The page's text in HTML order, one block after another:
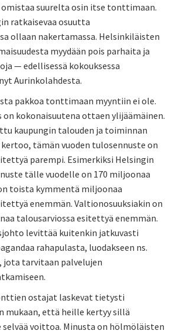
suurelta osin itse tonttimaan.
ratkaisevaa osuutta
ollaan nakertamassa. Helsinkiläisten
myydään pois parhaita ja
— edellisessä kokouksessa
Aurinkolahdesta.
pakkoa tonttimaan myyntiin ei ole.
on kokonaisuutena ottaen ylijäämäinen.
kaupungin talouden ja toiminnan
tämän vuoden tulosennuste on
parempi. Esimerkiksi Helsingin
tälle vuodelle on 170 miljoonaa
toista kymmentä miljoonaa
enemmän. Valtionosuuksiakin on
talousarviossa esitettyä enemmän.
levittää kuitenkin jatkuvasti
rahapulasta, luodakseen ns.
tarvitaan palvelujen
ostajat laskevat tietysti
mukaan, että heille kertyy sillä
selvää voittoa. Minusta on hölmöläisten